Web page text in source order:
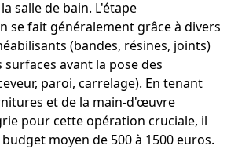
salle de bain. L'étape
se fait généralement grâce à divers
(bandes, résines, joints)
avant la pose des
paroi, carrelage). En tenant
et de la main-d'œuvre
pour cette opération cruciale, il
moyen de 500 à 1500 euros.